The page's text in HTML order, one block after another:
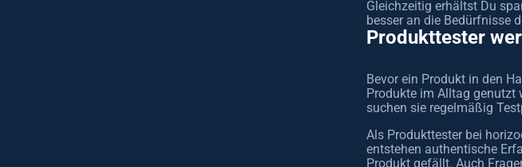
Gleichzeitig erhältst Du
besser an die Bedürfnisse
Produkttester
Bevor ein Produkt in den
Produkte im Alltag genutzt
suchen sie regelmäßig
Als Produkttester bei
entstehen authentische
Produkt gefällt. Auch